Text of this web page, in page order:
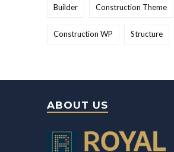
Builder Construction Theme
Construction WP Structure
ABOUT US